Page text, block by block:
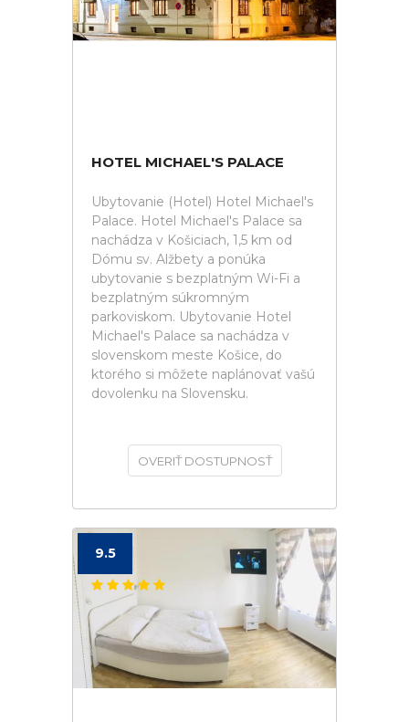
HOTEL MICHAEL'S PALACE
Ubytovanie (Hotel) Hotel Michael's
Palace. Hotel Michael's Palace sa
nachádza v Košiciach, 1,5 km od
Dómu sv. Alžbety a ponúka
ubytovanie s bezplatným Wi-Fi a
bezplatným súkromným
parkoviskom. Ubytovanie Hotel
Michael's Palace sa nachádza v
slovenskom meste Košice, do
ktorého si môžete naplánovať vašú
dovolenku na Slovensku.
OVERIŤ DOSTUPNOSŤ
9.5